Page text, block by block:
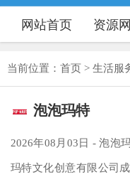
网站首页 资源
当前位置： 首页 > 生活服
泡泡玛特
2026年08月03日 - 泡泡
玛特文化创意有限公司